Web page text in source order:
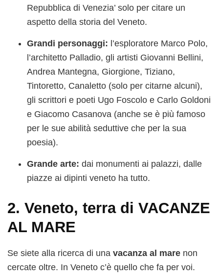
Repubblica di Venezia’ solo per citare un
aspetto della storia del Veneto.
Grandi personaggi: l’esploratore Marco Polo,
l’architetto Palladio, gli artisti Giovanni Bellini,
Andrea Mantegna, Giorgione, Tiziano,
Tintoretto, Canaletto (solo per citarne alcuni),
gli scrittori e poeti Ugo Foscolo e Carlo Goldoni
e Giacomo Casanova (anche se è più famoso
per le sue abilità seduttive che per la sua
poesia).
Grande arte: dai monumenti ai palazzi, dalle
piazze ai dipinti veneto ha tutto.
2. Veneto, terra di VACANZE
AL MARE
Se siete alla ricerca di una vacanza al mare non
cercate oltre. In Veneto c’è quello che fa per voi.